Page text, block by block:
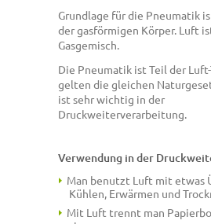
Grundlage für die Pneumatik
der gasförmigen Körper. Luft
Gasgemisch.
Die Pneumatik ist Teil der
gelten die gleichen
ist sehr wichtig in der
Druckweiterverarbeitung.
Verwendung in der
Man benutzt Luft mit etwas
Kühlen, Erwärmen und
Mit Luft trennt man